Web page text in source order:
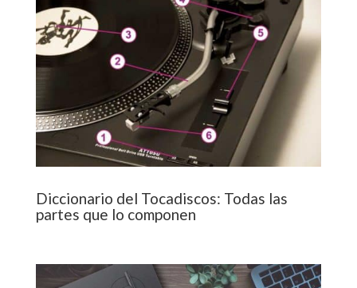
Diccionario del Tocadiscos: Todas las
partes que lo componen